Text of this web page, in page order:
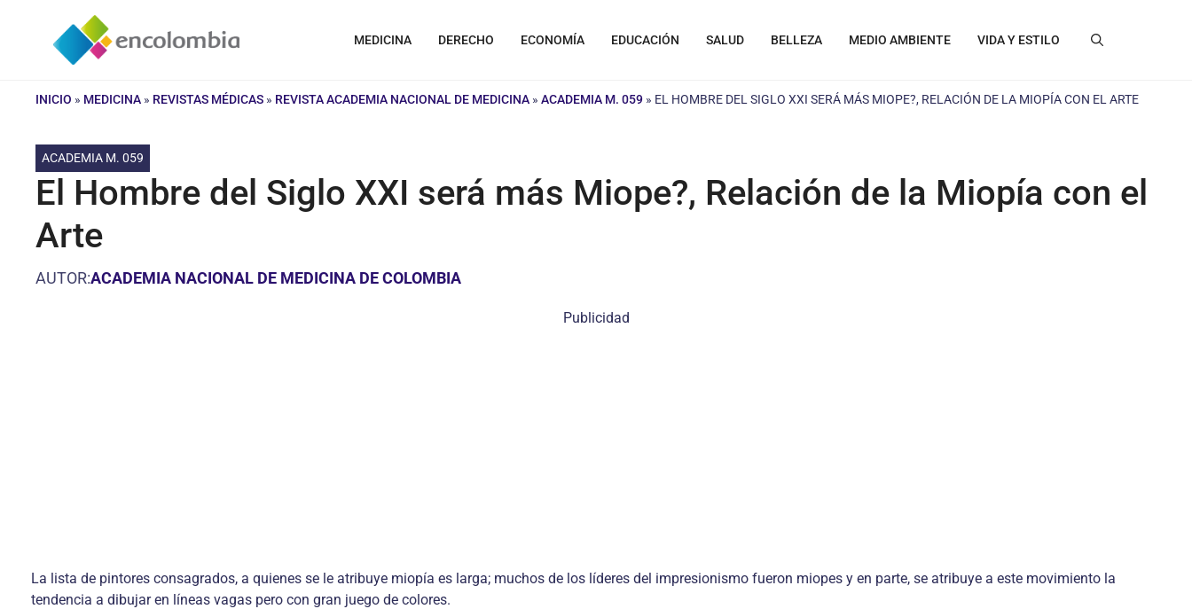
contenido
MEDICINA DERECHO ECONOMÍA EDUCACIÓN SALUD BELLEZA MEDIO AMBIENTE VIDA Y ESTILO
INICIO » MEDICINA » REVISTAS MÉDICAS » REVISTA ACADEMIA NACIONAL DE MEDICINA » ACADEMIA M. 059 » EL HOMBRE DEL SIGLO XXI SERÁ MÁS MIOPE?, RELACIÓN DE LA MIOPÍA CON EL ARTE
ACADEMIA M. 059
El Hombre del Siglo XXI será más Miope?, Relación de la Miopía con el
Arte
AUTOR:ACADEMIA NACIONAL DE MEDICINA DE COLOMBIA
Publicidad
La lista de pintores consagrados, a quienes se le atribuye miopía es larga; muchos de los líderes del impresionismo fueron miopes y en parte, se atribuye a este movimiento la
tendencia a dibujar en líneas vagas pero con gran juego de colores.